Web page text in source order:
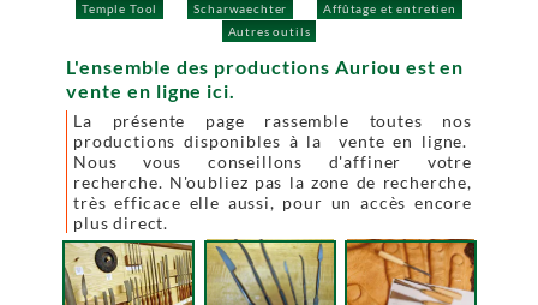
Temple Tool
Scharwaechter
Affûtage et entretien
Autres outils
L'ensemble des productions Auriou est en
vente en ligne ici.
La présente page rassemble toutes nos
productions disponibles à la vente en ligne.
Nous vous conseillons d'affiner votre
recherche. N'oubliez pas la zone de recherche,
très efficace elle aussi, pour un accès encore
plus direct.